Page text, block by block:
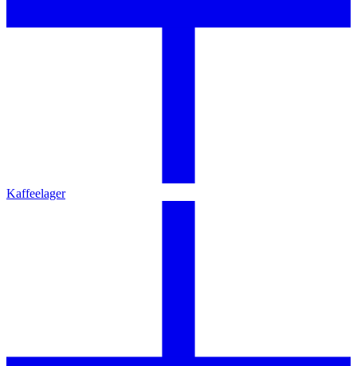
Kaffeelager